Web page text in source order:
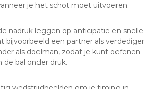
je het schot moet uitvoeren.
nadruk leggen op anticipatie en snelle
bijvoorbeeld een partner als verdediger
als doelman, zodat je kunt oefenen
bal onder druk.